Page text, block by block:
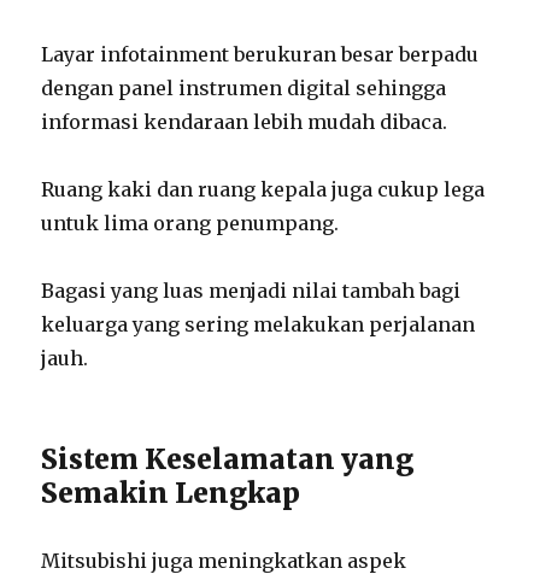
Layar infotainment berukuran besar berpadu
dengan panel instrumen digital sehingga
informasi kendaraan lebih mudah dibaca.
Ruang kaki dan ruang kepala juga cukup lega
untuk lima orang penumpang.
Bagasi yang luas menjadi nilai tambah bagi
keluarga yang sering melakukan perjalanan
jauh.
Sistem Keselamatan yang
Semakin Lengkap
Mitsubishi juga meningkatkan aspek